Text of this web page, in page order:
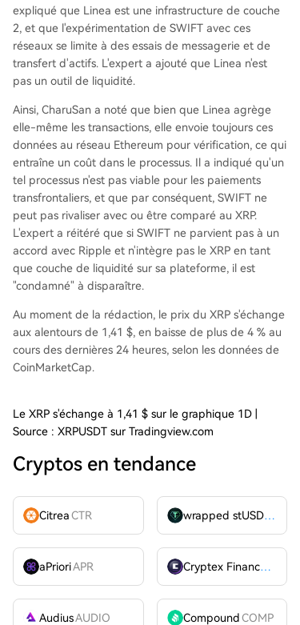
expliqué que Linea est une infrastructure de couche
2, et que l'expérimentation de SWIFT avec ces
réseaux se limite à des essais de messagerie et de
transfert d'actifs. L'expert a ajouté que Linea n'est
pas un outil de liquidité.
Ainsi, CharuSan a noté que bien que Linea agrège
elle-même les transactions, elle envoie toujours ces
données au réseau Ethereum pour vérification, ce qui
entraîne un coût dans le processus. Il a indiqué qu'un
tel processus n'est pas viable pour les paiements
transfrontaliers, et que par conséquent, SWIFT ne
peut pas rivaliser avec ou être comparé au XRP.
L'expert a réitéré que si SWIFT ne parvient pas à un
accord avec Ripple et n'intègre pas le XRP en tant
que couche de liquidité sur sa plateforme, il est
"condamné" à disparaître.
Au moment de la rédaction, le prix du XRP s'échange
aux alentours de 1,41 $, en baisse de plus de 4 % au
cours des dernières 24 heures, selon les données de
CoinMarketCap.
Le XRP s'échange à 1,41 $ sur le graphique 1D |
Source : XRPUSDT sur Tradingview.com
Cryptos en tendance
CitreaCTR wrapped stUSDT
aPrioriAPR Cryptex FinanceCTX
AudiusAUDIO CompoundCOMP